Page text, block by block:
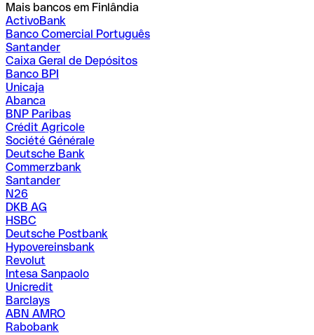
Mais bancos em Finlândia
ActivoBank
Banco Comercial Português
Santander
Caixa Geral de Depósitos
Banco BPI
Unicaja
Abanca
BNP Paribas
Crédit Agricole
Société Générale
Deutsche Bank
Commerzbank
Santander
N26
DKB AG
HSBC
Deutsche Postbank
Hypovereinsbank
Revolut
Intesa Sanpaolo
Unicredit
Barclays
ABN AMRO
Rabobank